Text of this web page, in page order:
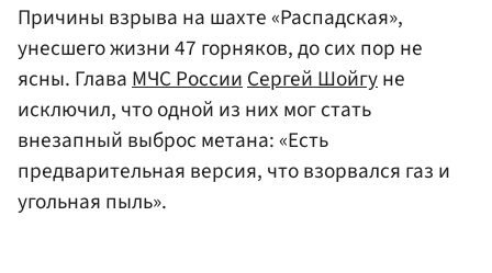
Причины взрыва на шахте «Распадская»,
унесшего жизни 47 горняков, до сих пор не
ясны. Глава МЧС России Сергей Шойгуне
исключил, что одной из них мог стать
внезапный выброс метана: «Есть
предварительная версия, что взорвался газ и
угольная пыль».